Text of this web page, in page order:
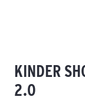
KINDER
2.0